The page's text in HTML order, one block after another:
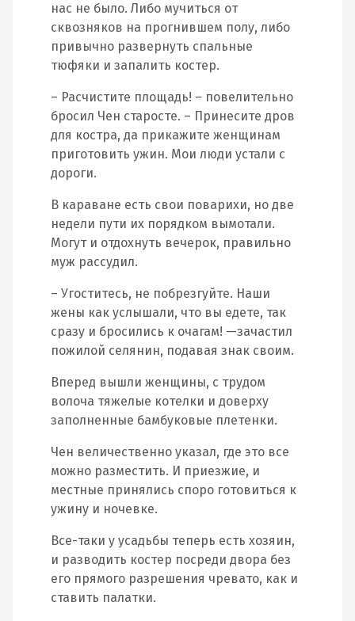
нас не было. Либо мучиться от
сквозняков на прогнившем полу, либо
привычно развернуть спальные
тюфяки и запалить костер.
– Расчистите площадь! – повелительно
бросил Чен старосте. – Принесите дров
для костра, да прикажите женщинам
приготовить ужин. Мои люди устали с
дороги.
В караване есть свои поварихи, но две
недели пути их порядком вымотали.
Могут и отдохнуть вечерок, правильно
муж рассудил.
– Угоститесь, не побрезгуйте. Наши
жены как услышали, что вы едете, так
сразу и бросились к очагам! —зачастил
пожилой селянин, подавая знак своим.
Вперед вышли женщины, с трудом
волоча тяжелые котелки и доверху
заполненные бамбуковые плетенки.
Чен величественно указал, где это все
можно разместить. И приезжие, и
местные принялись споро готовиться к
ужину и ночевке.
Все-таки у усадьбы теперь есть хозяин,
и разводить костер посреди двора без
его прямого разрешения чревато, как и
ставить палатки.